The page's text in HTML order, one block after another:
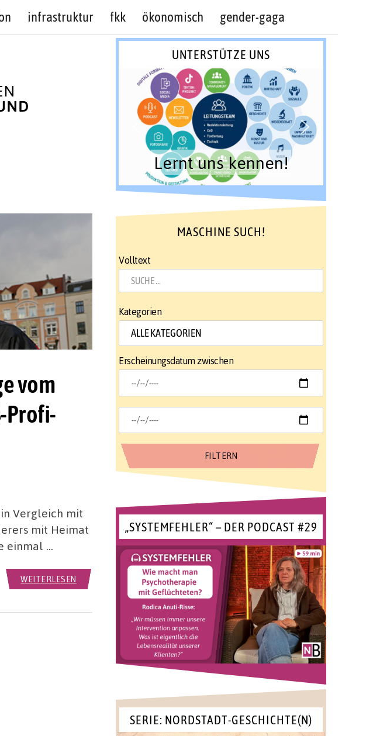
infrastruktur fkk ökonomisch gender-gaga
vom
Profi-
Vergleich mit
mit Heimat
einmal …
WEITERLESEN
UNTERSTÜTZE UNS
Lernt uns kennen!
MASCHINE SUCH!
Volltext
Kategorien
Erscheinungsdatum zwischen
„SYSTEMFEHLER“ – DER PODCAST #29
SERIE: NORDSTADT-GESCHICHTE(N)